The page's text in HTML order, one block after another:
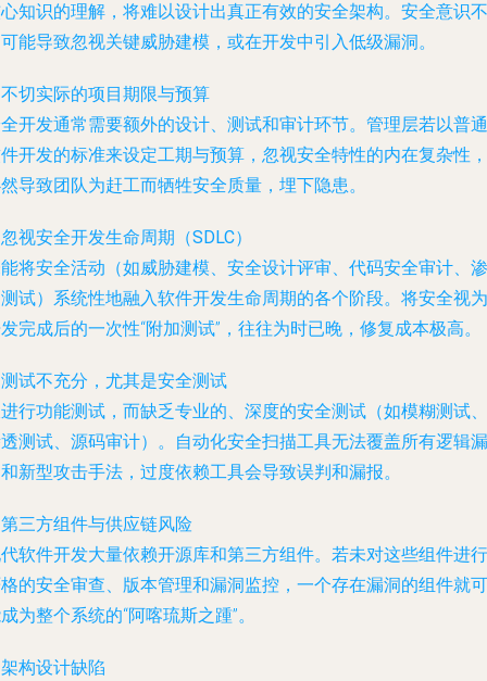
知识的理解，将难以设计出真正有效的安全架构。安全意识不
能导致忽视关键威胁建模，或在开发中引入低级漏洞。
切实际的项目期限与预算
开发通常需要额外的设计、测试和审计环节。管理层若以普通
开发的标准来设定工期与预算，忽视安全特性的内在复杂性，
导致团队为赶工而牺牲安全质量，埋下隐患。
视安全开发生命周期（SDLC）
将安全活动（如威胁建模、安全设计评审、代码安全审计、渗
试）系统性地融入软件开发生命周期的各个阶段。将安全视为
完成后的一次性“附加测试”，往往为时已晚，修复成本极高。
试不充分，尤其是安全测试
行功能测试，而缺乏专业的、深度的安全测试（如模糊测试、
测试、源码审计）。自动化安全扫描工具无法覆盖所有逻辑漏
新型攻击手法，过度依赖工具会导致误判和漏报。
三方组件与供应链风险
软件开发大量依赖开源库和第三方组件。若未对这些组件进行
的安全审查、版本管理和漏洞监控，一个存在漏洞的组件就可
为整个系统的“阿喀琉斯之踵”。
构设计缺陷